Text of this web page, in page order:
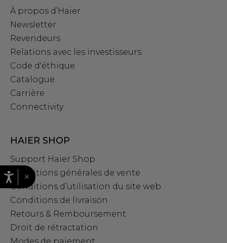
À propos d’Haier
Newsletter
Revendeurs
Relations avec les investisseurs
Code d'éthique
Catalogue
Carrière
Connectivity
HAIER SHOP
Support Haier Shop
Conditions générales de vente
Conditions d’utilisation du site web
Conditions de livraison
Retours & Remboursement
Droit de rétractation
×